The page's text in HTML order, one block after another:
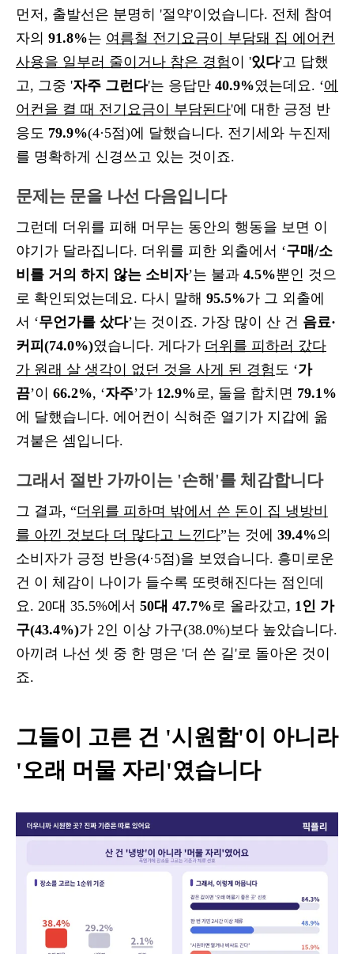
먼저, 출발선은 분명히 '절약'이었습니다. 전체 참여
자의 91.8%는 여름철 전기요금이 부담돼 집 에어컨
사용을 일부러 줄이거나 참은 경험 이 '있다'고 답했
고, 그중 '자주 그런다'는 응답만 40.9%였는데요. ‘에
어컨을 켤 때 전기요금이 부담된다'에 대한 긍정 반
응도 79.9%(4·5점)에 달했습니다. 전기세와 누진제
를 명확하게 신경쓰고 있는 것이죠.
문제는 문을 나선 다음입니다
그런데 더위를 피해 머무는 동안의 행동을 보면 이
야기가 달라집니다. 더위를 피한 외출에서 ‘구매/소
비를 거의 하지 않는 소비자’는 불과 4.5%뿐인 것으
로 확인되었는데요. 다시 말해 95.5%가 그 외출에
서 ‘무언가를 샀다’는 것이죠. 가장 많이 산 건 음료·
커피(74.0%)였습니다. 게다가 더위를 피하러 갔다
가 원래 살 생각이 없던 것을 사게 된 경험 도 ‘가
끔’이 66.2%, ‘자주’가 12.9% 로, 둘을 합치면 79.1%
에 달했습니다. 에어컨이 식혀준 열기가 지갑에 옮
겨붙은 셈입니다.
그래서 절반 가까이는 '손해'를 체감합니다
그 결과, “더위를 피하며 밖에서 쓴 돈이 집 냉방비
를 아낀 것보다 더 많다고 느낀다”는 것에 39.4%의
소비자가 긍정 반응(4·5점)을 보였습니다. 흥미로운
건 이 체감이 나이가 들수록 또렷해진다는 점인데
요. 20대 35.5%에서 50대 47.7% 로 올라갔고, 1인 가
구(43.4%)가 2인 이상 가구(38.0%)보다 높았습니다.
아끼려 나선 셋 중 한 명은 '더 쓴 길'로 돌아온 것이
죠.
그들이 고른 건 '시원함'이 아니라
'오래 머물 자리'였습니다